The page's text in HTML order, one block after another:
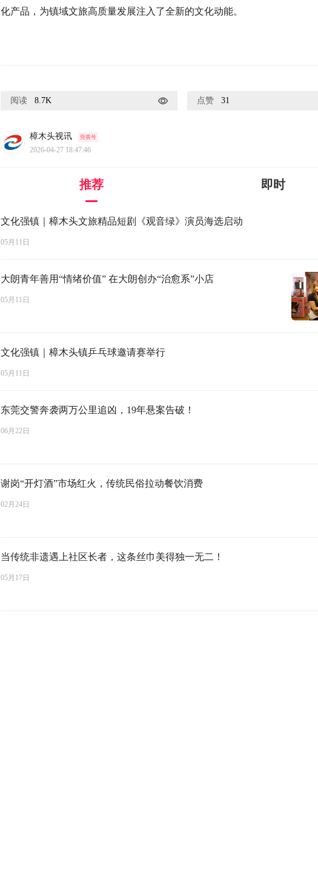
化产品，为镇域文旅高质量发展注入了全新的文化动能。
阅读 8.7K 点赞 31
樟木头视讯 莞香号
2026-04-27 18:47:46
推荐 即时
文化强镇｜樟木头文旅精品短剧《观音绿》演员海选启动
05月11日
大朗青年善用“情绪价值” 在大朗创办“治愈系”小店
05月11日
文化强镇｜樟木头镇乒乓球邀请赛举行
05月11日
东莞交警奔袭两万公里追凶，19年悬案告破！
06月22日
谢岗“开灯酒”市场红火，传统民俗拉动餐饮消费
02月24日
当传统非遗遇上社区长者，这条丝巾美得独一无二！
05月17日